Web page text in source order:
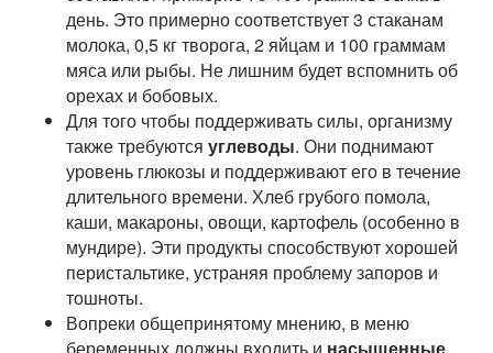
день. Это примерно соответствует 3 стаканам
молока, 0,5 кг творога, 2 яйцам и 100 граммам
мяса или рыбы. Не лишним будет вспомнить об
орехах и бобовых.
Для того чтобы поддерживать силы, организму
также требуются углеводы. Они поднимают
уровень глюкозы и поддерживают его в течение
длительного времени. Хлеб грубого помола,
каши, макароны, овощи, картофель (особенно в
мундире). Эти продукты способствуют хорошей
перистальтике, устраняя проблему запоров и
тошноты.
Вопреки общепринятому мнению, в меню
беременных должны входить и насыщенные